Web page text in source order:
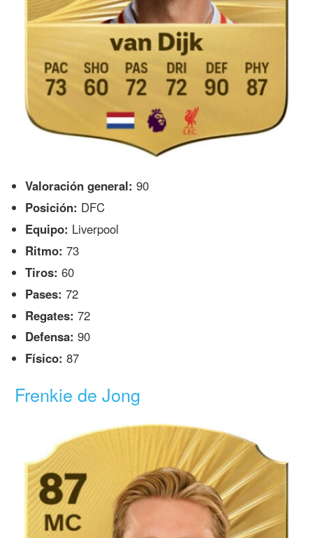
Valoración general: 90
Posición: DFC
Equipo: Liverpool
Ritmo: 73
Tiros: 60
Pases: 72
Regates: 72
Defensa: 90
Físico: 87
Frenkie de Jong